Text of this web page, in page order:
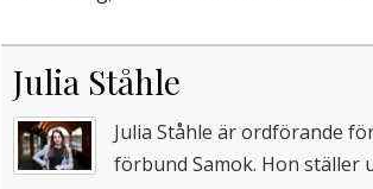
Julia Ståhle
Julia Ståhle är ordförande
förbund Samok. Hon ställer